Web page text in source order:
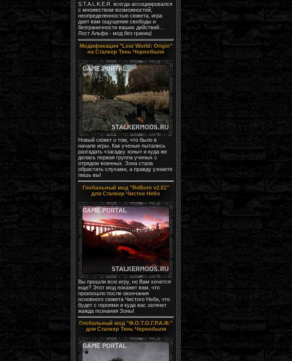
S.T.A.L.K.E.R. всегда ассоциировался
с множеством возможностей,
неопределенностью сюжета, игра
дает вам ощущение свободы и
безграничности ваших действий...
Лост Альфа - мод без границ!
Модификация "Lost World: Origin"
на Сталкер Тень Чернобыля
Новый сюжет о том, что было в
начале игры. Как ученые пытались
разгадать «загадку зоны» и куда же
делась первая группа ученых с
отрядом военных. Зона стала
обрастать слухами, а правду узнаете
лишь вы!
Глобальный мод "ReBorn v2.51"
для Сталкер Чистое Небо
Вы прошли всю игру, но Вам хочется
еще? Этот мод покажет вам, что
произошло после окончания
основного сюжета Чистого Неба, что
будет с героями и куда вас затянет
жажда познания Зоны!
Глобальный мод "Ф.О.Т.О.Г.Р.А.Ф."
для Сталкер Тень Чернобыля